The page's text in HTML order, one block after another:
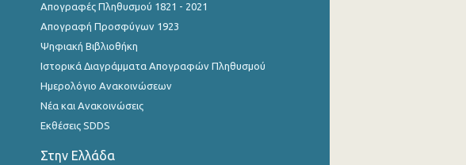
Απογραφές Πληθυσμού 1821 - 2021
Απογραφή Προσφύγων 1923
Ψηφιακή Βιβλιοθήκη
Ιστορικά Διαγράμματα Απογραφών Πληθυσμού
Ημερολόγιο Ανακοινώσεων
Νέα και Ανακοινώσεις
Εκθέσεις SDDS
Στην Ελλάδα